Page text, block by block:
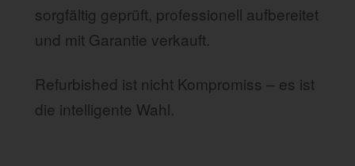
sorgfältig geprüft, professionell aufbereitet
und mit Garantie verkauft.
Refurbished ist nicht Kompromiss – es ist
die intelligente Wahl.